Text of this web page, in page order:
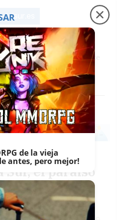
Coraje Fábrica de botellas
Del SurEl Papel De La Voz
Sur, el paraíso
las
de la vieja
antes, pero mejor!